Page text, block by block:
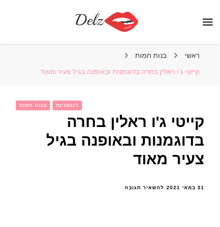
ראשי בנות חמות
קייטי ג'ו ראלין בחרה בדוגמנות ובאופנה בגיל צעיר מאוד
בנות חמות דוגמניות
קייטי ג'ו ראלין בחרה
בדוגמנות ובאופנה בגיל
צעיר מאוד
31 במאי 2021 להשאיר תגובהבנושא